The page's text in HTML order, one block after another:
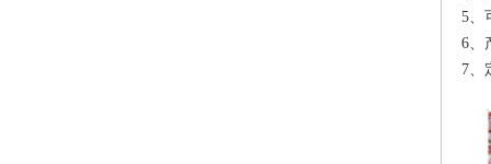
5、
6、
7、